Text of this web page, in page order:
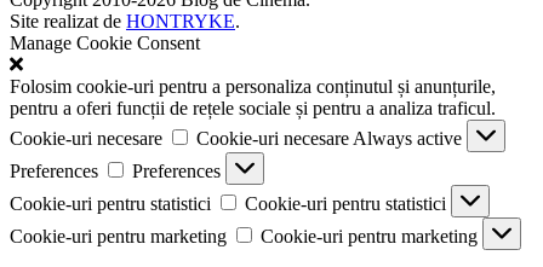
Site realizat de HONTRYKE.
Manage Cookie Consent
Folosim cookie-uri pentru a personaliza conținutul și anunțurile,
pentru a oferi funcții de rețele sociale și pentru a analiza traficul.
Cookie-uri necesare
Cookie-uri necesare Always active
Preferences
Preferences
Cookie-uri pentru statistici
Cookie-uri pentru statistici
Cookie-uri pentru marketing
Cookie-uri pentru marketing